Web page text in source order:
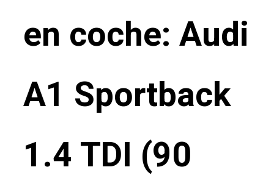
en coche: Audi
A1 Sportback
1.4 TDI (90